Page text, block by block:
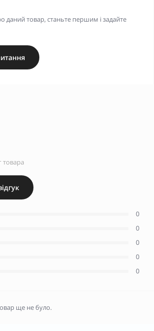
даний товар, станьте першим і задайте
товара
0
0
0
0
0
ще не було.